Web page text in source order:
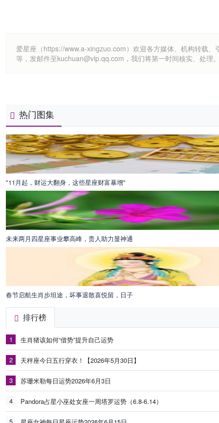
爱星座（https://www.a-xingzuo.com）欢迎各方媒体、机构转载
等，发邮件至kuchuan@vip.qq.com，我们将第一时间核实、处理
热门图集
"11月起，财运大翻身，这些星座财富暴增"
未来两月四星座事业攀高峰，贵人助力显神通
春节启航生肖步坦途，坏事退散喜悦留，日子
排行榜
1 生肖猪该如何“借势”提升自己运势
2 天秤座今日五行穿衣！【2026年5月30日】
3 苏珊米勒每日运势2026年6月3日
4 Pandora占星小巫处女座一周塔罗运势（6.8-6.14）